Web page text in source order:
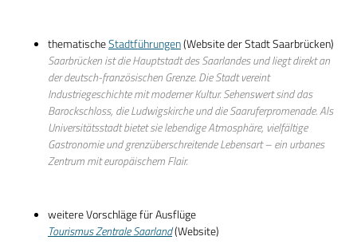
thematischeStadtführungen(Website der Stadt Saarbrücken)
Saarbrücken ist die Hauptstadt des Saarlandes und liegt direkt an
der deutsch-französischen Grenze. Die Stadt vereint
Industriegeschichte mit moderner Kultur. Sehenswert sind das
Barockschloss, die Ludwigskirche und die Saaruferpromenade. Als
Universitätsstadt bietet sie lebendige Atmosphäre, vielfältige
Gastronomie und grenzüberschreitende Lebensart – ein urbanes
Zentrum mit europäischem Flair.
weitere Vorschläge für Ausflüge
Tourismus Zentrale Saarland(Website)